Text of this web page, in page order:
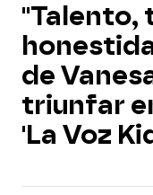
"Talento,
de
triunfar
'La Voz